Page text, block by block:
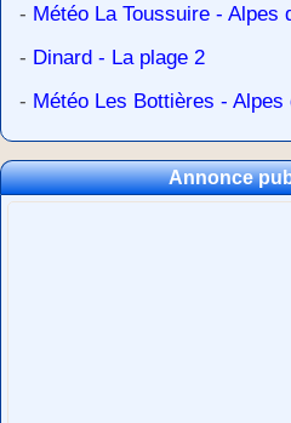
- Météo La Toussuire - Alpes
- Dinard - La plage 2
- Météo Les Bottières - Alpes
Annonce